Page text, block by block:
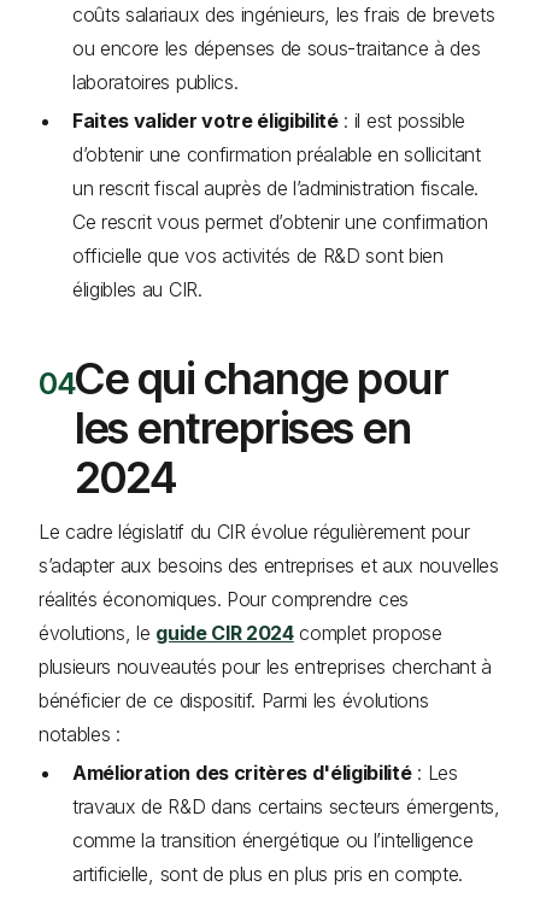
coûts salariaux des ingénieurs, les frais de brevets
ou encore les dépenses de sous-traitance à des
laboratoires publics.
Faites valider votre éligibilité: il est possible
d’obtenir une confirmation préalable en sollicitant
un rescrit fiscal auprès de l’administration fiscale.
Ce rescrit vous permet d’obtenir une confirmation
officielle que vos activités de R&D sont bien
éligibles au CIR.
Ce qui change pour
les entreprises en
2024
Le cadre législatif du CIR évolue régulièrement pour
s’adapter aux besoins des entreprises et aux nouvelles
réalités économiques. Pour comprendre ces
évolutions, le guide CIR 2024complet propose
plusieurs nouveautés pour les entreprises cherchant à
bénéficier de ce dispositif. Parmi les évolutions
notables :
Amélioration des critères d'éligibilité: Les
travaux de R&D dans certains secteurs émergents,
comme la transition énergétique ou l’intelligence
artificielle, sont de plus en plus pris en compte.